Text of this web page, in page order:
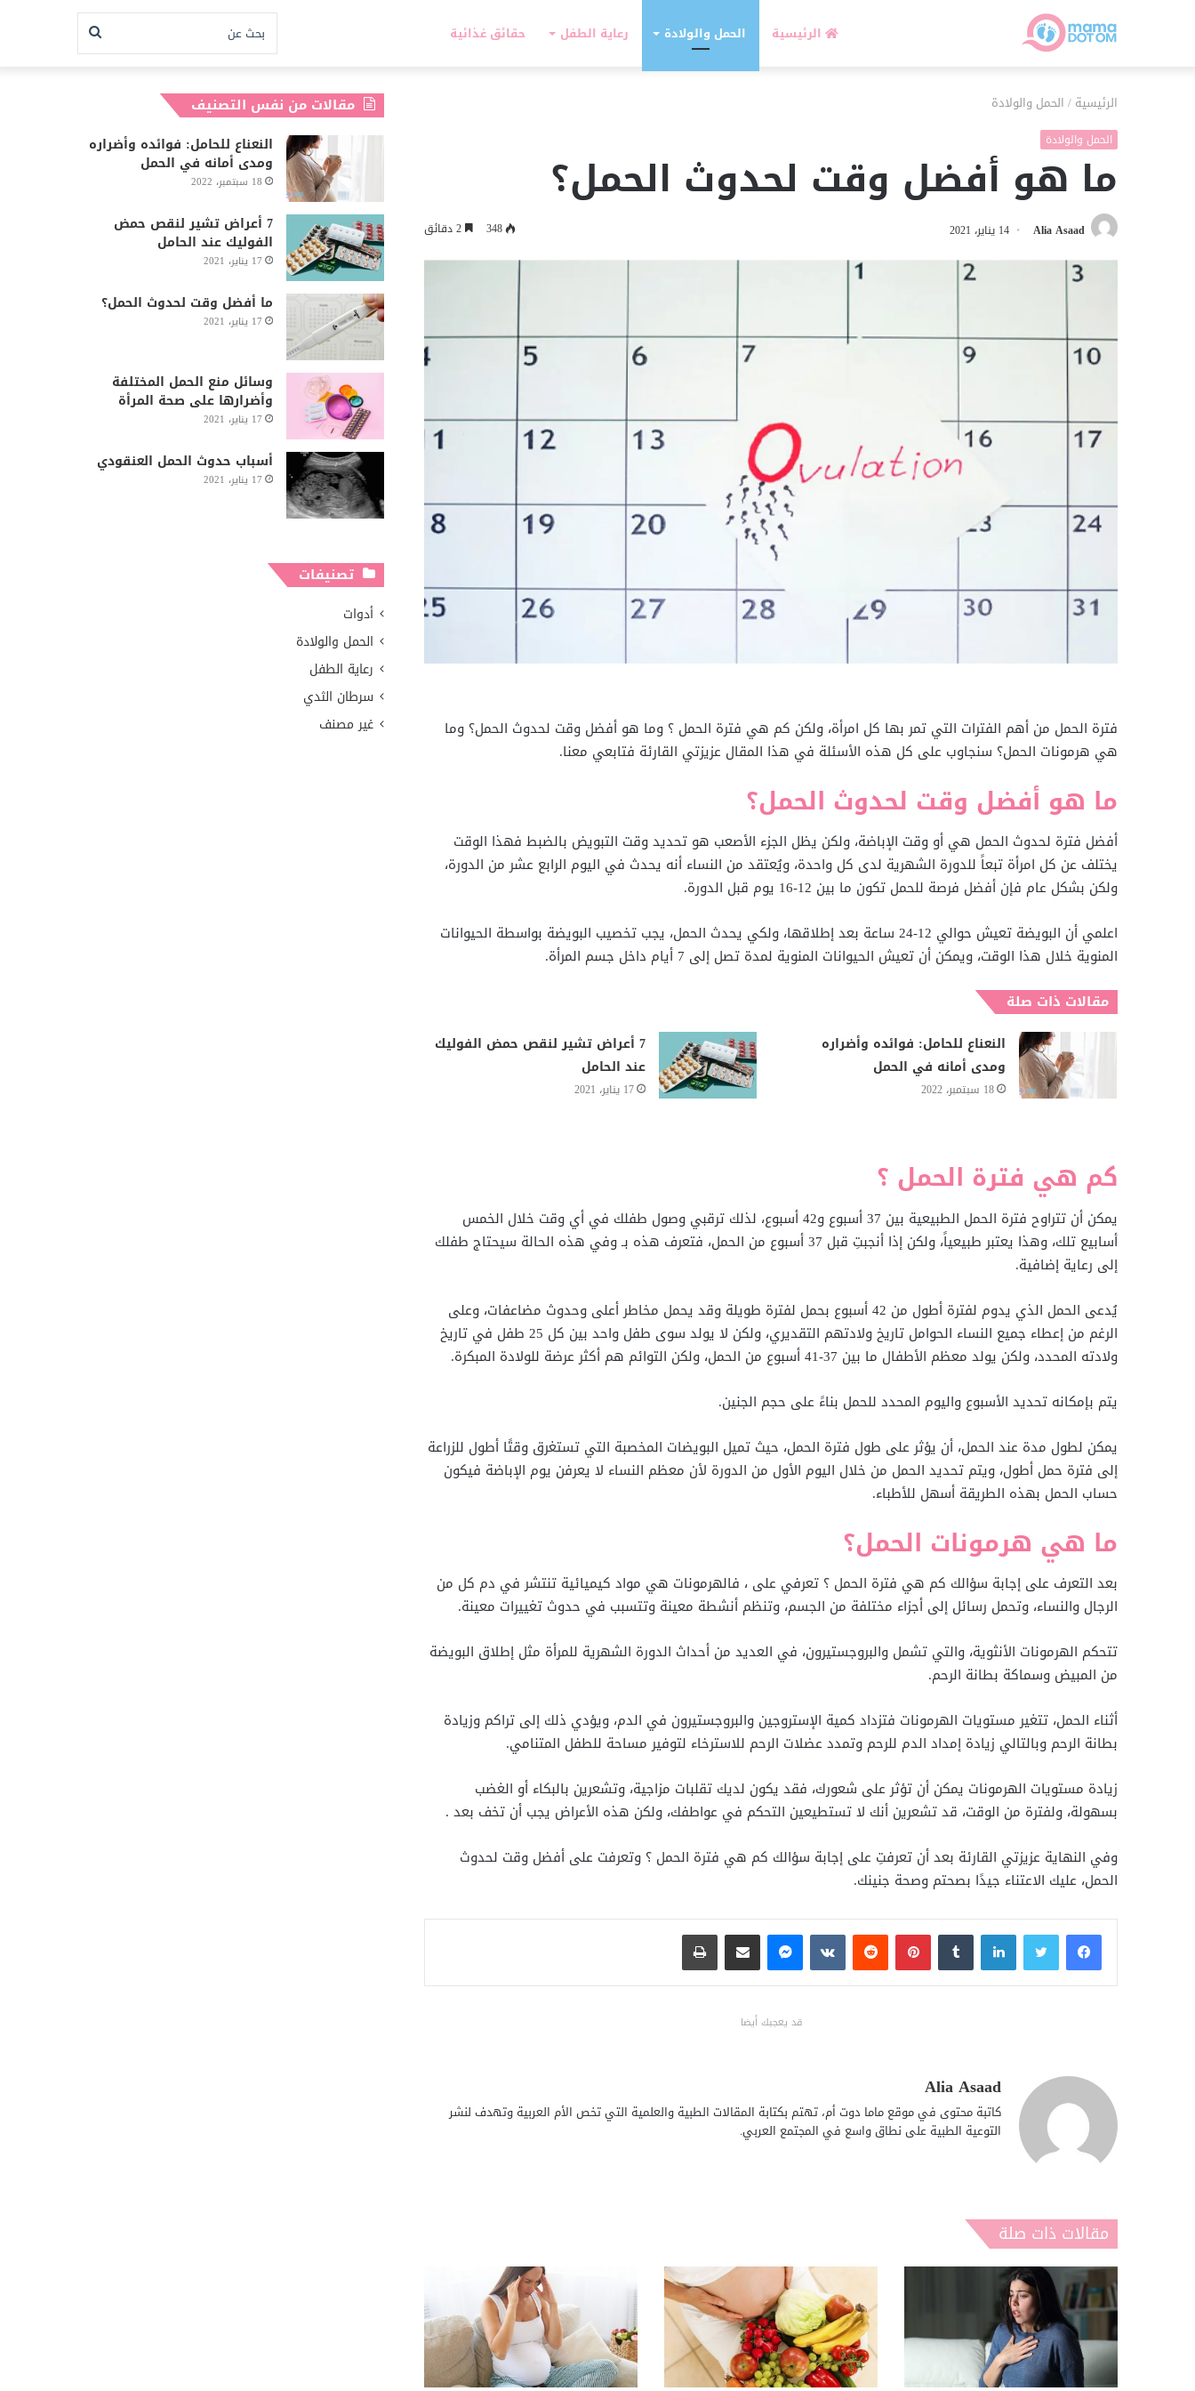
الرئيسية الحمل والولادة رعاية الطفل حقائق غذائية بحث
الرئيسية / الحمل والولادة
الحمل والولادة
ما هو أفضل وقت لحدوث الحمل؟
Alia Asaad 14 يناير، 2021 348
فترة الحمل من أهم الفترات التي تمر بها كل امرأة، ولكن كم هي فترة الحمل ؟ وما هو أفضل وقت لحدوث الحمل؟ وما
هي هرمونات الحمل؟ سنجاوب على كل هذه الأسئلة في هذا المقال عزيزتي القارئة فتابعي معنا.
ما هو أفضل وقت لحدوث الحمل؟
أفضل فترة لحدوث الحمل هي أو وقت الإباضة، ولكن يظل الجزء الأصعب هو تحديد وقت التبويض بالضبط فهذا الوقت
يختلف عن كل امرأة تبعاً للدورة الشهرية لدى كل واحدة، ويُعتقد من النساء أنه يحدث في اليوم الرابع عشر من الدورة،
ولكن بشكل عام فإن أفضل فرصة للحمل تكون ما بين 12-16 يوم قبل الدورة.
اعلمي أن البويضة تعيش حوالي 12-24 ساعة بعد إطلاقها، ولكي يحدث الحمل، يجب تخصيب البويضة بواسطة الحيوانات
المنوية خلال هذا الوقت، ويمكن أن تعيش الحيوانات المنوية لمدة تصل إلى 7 أيام داخل جسم المرأة.
مقالات ذات صلة
النعناع للحامل: فوائده وأضراره
ومدى أمانه في الحمل
18 سبتمبر، 2022
7 أعراض تشير لنقص حمض الفوليك
عند الحامل
17 يناير، 2021
كم هي فترة الحمل ؟
يمكن أن تتراوح فترة الحمل الطبيعية بين 37 أسبوع و42 أسبوع، لذلك ترقبي وصول طفلك في أي وقت خلال الخمس
أسابيع تلك، وهذا يعتبر طبيعياً، ولكن إذا أنجبتِ قبل 37 أسبوع من الحمل، فتعرف هذه بـ وفي هذه الحالة سيحتاج طفلك
إلى رعاية إضافية.
يُدعى الحمل الذي يدوم لفترة أطول من 42 أسبوع بحمل لفترة طويلة وقد يحمل مخاطر أعلى وحدوث مضاعفات، وعلى
الرغم من إعطاء جميع النساء الحوامل تاريخ ولادتهم التقديري، ولكن لا يولد سوى طفل واحد بين كل 25 طفل في تاريخ
ولادته المحدد، ولكن يولد معظم الأطفال ما بين 37-41 أسبوع من الحمل، ولكن التوائم هم أكثر عرضة للولادة المبكرة.
يتم بإمكانه تحديد الأسبوع واليوم المحدد للحمل بناءً على حجم الجنين.
يمكن لطول مدة عند الحمل، أن يؤثر على طول فترة الحمل، حيث تميل البويضات المخصبة التي تستغرق وقتًا أطول للزراعة
إلى فترة حمل أطول، ويتم تحديد الحمل من خلال اليوم الأول من الدورة لأن معظم النساء لا يعرفن يوم الإباضة فيكون
حساب الحمل بهذه الطريقة أسهل للأطباء.
ما هي هرمونات الحمل؟
بعد التعرف على إجابة سؤالك كم هي فترة الحمل ؟ تعرفي على ، فالهرمونات هي مواد كيميائية تنتشر في دم كل من
الرجال والنساء، وتحمل رسائل إلى أجزاء مختلفة من الجسم، وتنظم أنشطة معينة وتتسبب في حدوث تغييرات معينة.
تتحكم الهرمونات الأنثوية، والتي تشمل والبروجستيرون، في العديد من أحداث الدورة الشهرية للمرأة مثل إطلاق البويضة
من المبيض وسماكة بطانة الرحم.
أثناء الحمل، تتغير مستويات الهرمونات فتزداد كمية الإستروجين والبروجستيرون في الدم، ويؤدي ذلك إلى تراكم وزيادة
بطانة الرحم وبالتالي زيادة إمداد الدم للرحم وتمدد عضلات الرحم للاسترخاء لتوفير مساحة للطفل المتنامي.
زيادة مستويات الهرمونات يمكن أن تؤثر على شعورك، فقد يكون لديك تقلبات مزاجية، وتشعرين بالبكاء أو الغضب
بسهولة، ولفترة من الوقت، قد تشعرين أنك لا تستطيعين التحكم في عواطفك، ولكن هذه الأعراض يجب أن تخف بعد .
وفي النهاية عزيزتي القارئة بعد أن تعرفتِ على إجابة سؤالك كم هي فترة الحمل ؟ وتعرفت على أفضل وقت لحدوث
الحمل، عليك الاعتناء جيدًا بصحتم وصحة جنينك.
فيسبوكتويتر لينكدإن بينتيريست ماسنجر مشاركة عبر البريد طباعة
قد يعجبك أيضا
Alia Asaad
كاتبة محتوى في موقع ماما دوت أم، تهتم بكتابة المقالات الطبية والعلمية التي تخص الأم العربية وتهدف لنشر
التوعية الطبية على نطاق واسع في المجتمع العربي.
مقالات ذات صلة
مقالات من نفس التصنيف
النعناع للحامل: فوائده وأضراره
ومدى أمانه في الحمل
18 سبتمبر، 2022
7 أعراض تشير لنقص حمض
الفوليك عند الحامل
17 يناير، 2021
ما أفضل وقت لحدوث الحمل؟
17 يناير، 2021
وسائل منع الحمل المختلفة
وأضرارها على صحة المرأة
17 يناير، 2021
أسباب حدوث الحمل العنقودي
17 يناير، 2021
تصنيفات
أدوات
الحمل والولادة
رعاية الطفل
سرطان الثدي
غير مصنف